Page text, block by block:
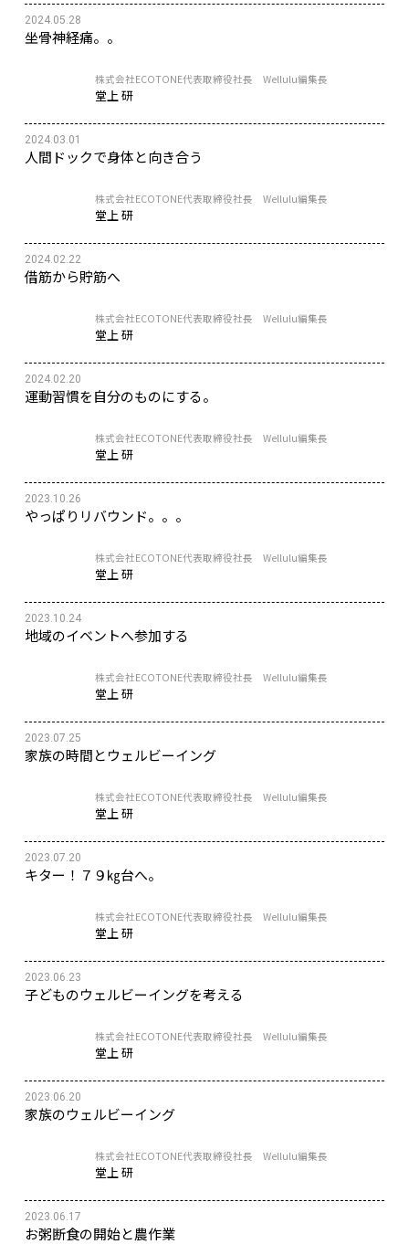
2024.05.28
坐骨神経痛。。
株式会社ECOTONE代表取締役社長 Wellulu編集長
堂上 研
2024.03.01
人間ドックで身体と向き合う
株式会社ECOTONE代表取締役社長 Wellulu編集長
堂上 研
2024.02.22
借筋から貯筋へ
株式会社ECOTONE代表取締役社長 Wellulu編集長
堂上 研
2024.02.20
運動習慣を自分のものにする。
株式会社ECOTONE代表取締役社長 Wellulu編集長
堂上 研
2023.10.26
やっぱりリバウンド。。。
株式会社ECOTONE代表取締役社長 Wellulu編集長
堂上 研
2023.10.24
地域のイベントへ参加する
株式会社ECOTONE代表取締役社長 Wellulu編集長
堂上 研
2023.07.25
家族の時間とウェルビーイング
株式会社ECOTONE代表取締役社長 Wellulu編集長
堂上 研
2023.07.20
キター！７９㎏台へ。
株式会社ECOTONE代表取締役社長 Wellulu編集長
堂上 研
2023.06.23
子どものウェルビーイングを考える
株式会社ECOTONE代表取締役社長 Wellulu編集長
堂上 研
2023.06.20
家族のウェルビーイング
株式会社ECOTONE代表取締役社長 Wellulu編集長
堂上 研
2023.06.17
お粥断食の開始と農作業